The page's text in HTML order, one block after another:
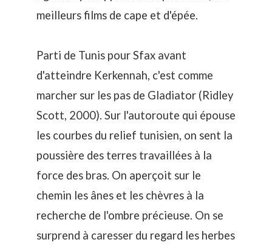
meilleurs films de cape et d'épée.
Parti de Tunis pour Sfax avant
d'atteindre Kerkennah, c'est comme
marcher sur les pas de Gladiator (Ridley
Scott, 2000). Sur l'autoroute qui épouse
les courbes du relief tunisien, on sent la
poussière des terres travaillées à la
force des bras. On aperçoit sur le
chemin les ânes et les chèvres à la
recherche de l'ombre précieuse. On se
surprend à caresser du regard les herbes